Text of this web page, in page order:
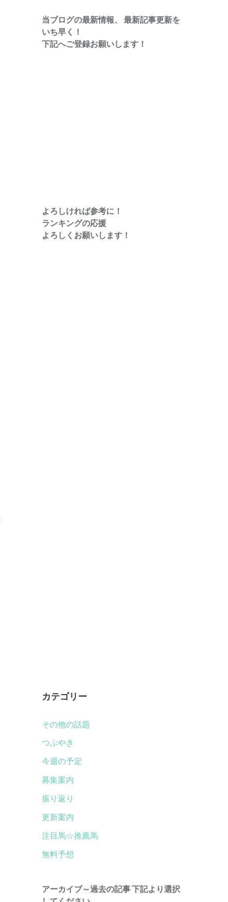
当ブログの最新情報、 最新記事更新を
いち早く！
下記へご登録お願いします！
よろしければ参考に！
ランキングの応援
よろしくお願いします！
カテゴリー
その他の話題
つぶやき
今週の予定
募集案内
振り返り
更新案内
注目馬☆推薦馬
無料予想
アーカイブ～過去の記事 下記より選択